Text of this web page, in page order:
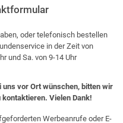
oder telefonisch bestellen
in der Zeit von
und Sa. von 9-14 Uhr
uns vor Ort wünschen, bitten wir
Vielen Dank!
Werbeanrufe oder E-